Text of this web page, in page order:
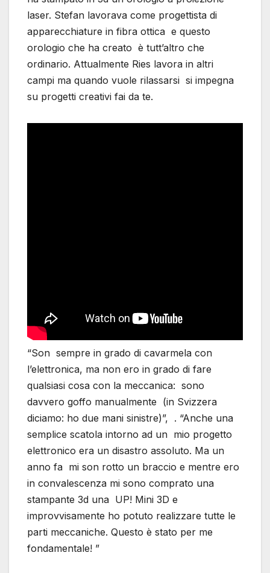
laser. Stefan lavorava come progettista di
apparecchiature in fibra ottica e questo
orologio che ha creato è tutt’altro che
ordinario. Attualmente Ries lavora in altri
campi ma quando vuole rilassarsi si impegna
su progetti creativi fai da te.
“Son sempre in grado di cavarmela con
l’elettronica, ma non ero in grado di fare
qualsiasi cosa con la meccanica: sono
davvero goffo manualmente (in Svizzera
diciamo: ho due mani sinistre)”, . “Anche una
semplice scatola intorno ad un mio progetto
elettronico era un disastro assoluto. Ma un
anno fa mi son rotto un braccio e mentre ero
in convalescenza mi sono comprato una
stampante 3d una UP! Mini 3D e
improvvisamente ho potuto realizzare tutte le
parti meccaniche. Questo è stato per me
fondamentale! ”